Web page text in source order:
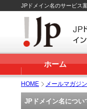
JPドメイン名のサービス
ホーム
HOME メールマガジ
JPドメイン名につい